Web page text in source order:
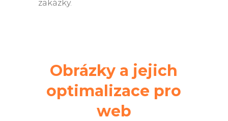
zakázky.
Obrázky a jejich
optimalizace pro
web